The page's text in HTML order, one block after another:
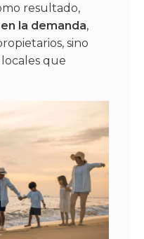
resultado,
la demanda,
sino
que